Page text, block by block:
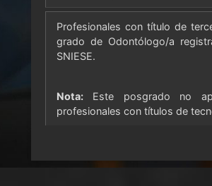
Profesionales con título de
grado de Odontólogo/a
SNIESE.
Nota:Este posgrado no
profesionales con títulos de